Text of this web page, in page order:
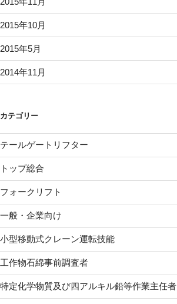
2015年10月
2015年5月
2014年11月
カテゴリー
テールゲートリフター
トップ総合
フォークリフト
一般・企業向け
小型移動式クレーン運転技能
工作物石綿事前調査者
特定化学物質及び四アルキル鉛等作業主任者